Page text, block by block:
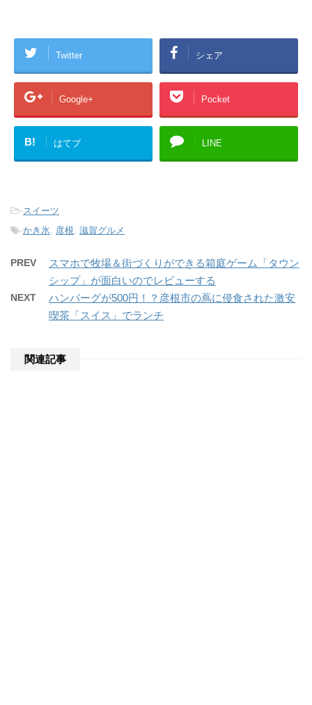
Twitter シェア
Google+ Pocket
B! はてブ LINE
-スイーツ
-かき氷, 彦根, 滋賀グルメ
PREV
スマホで牧場＆街づくりができる箱庭ゲーム「タウン
シップ」が面白いのでレビューする
NEXT
ハンバーグが500円！？彦根市の蔦に侵食された激安
喫茶「スイス」でランチ
関連記事